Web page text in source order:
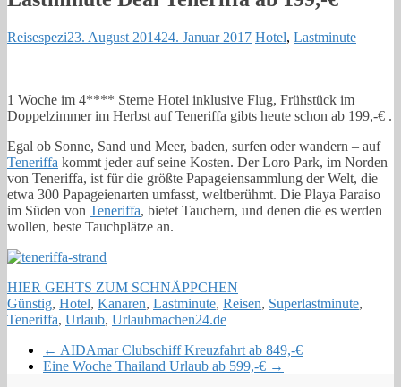
Reisespezi23. August 201424. Januar 2017 Hotel, Lastminute
1 Woche im 4**** Sterne Hotel inklusive Flug, Frühstück im
Doppelzimmer im Herbst auf Teneriffa gibts heute schon ab 199,-€ .
Egal ob Sonne, Sand und Meer, baden, surfen oder wandern – auf
Teneriffa kommt jeder auf seine Kosten. Der Loro Park, im Norden
von Teneriffa, ist für die größte Papageiensammlung der Welt, die
etwa 300 Papageienarten umfasst, weltberühmt. Die Playa Paraiso
im Süden von Teneriffa, bietet Tauchern, und denen die es werden
wollen, beste Tauchplätze an.
HIER GEHTS ZUM SCHNÄPPCHEN
Günstig, Hotel, Kanaren, Lastminute, Reisen, Superlastminute,
Teneriffa, Urlaub, Urlaubmachen24.de
← AIDAmar Clubschiff Kreuzfahrt ab 849,-€
Eine Woche Thailand Urlaub ab 599,-€ →